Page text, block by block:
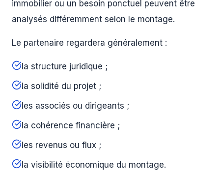
immobilier ou un besoin ponctuel peuvent être
analysés différemment selon le montage.
Le partenaire regardera généralement :
la structure juridique ;
la solidité du projet ;
les associés ou dirigeants ;
la cohérence financière ;
les revenus ou flux ;
la visibilité économique du montage.